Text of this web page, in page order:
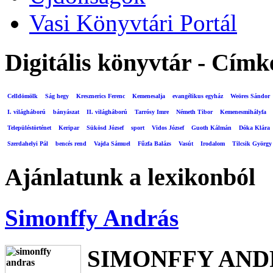
Vasi Könyvtári Portál
Digitális könyvtár -
Celldömölk Ság hegy Kresznerics Ferenc Kemenesalja evangélikus egyház Weöres Sándor
I. világháború bányászat II. világháború Tarrósy Imre Németh Tibor Kemenesmihályfa
Településtörténet Keripar Sükösd József sport Vidos József Guoth Kálmán Dóka Klára
Szerdahelyi Pál bencés rend Vajda Sámuel Fűzfa Balázs Vasút Irodalom Tilcsik György
Ajánlatunk a lexikonból
Simonffy András
SIMONFFY